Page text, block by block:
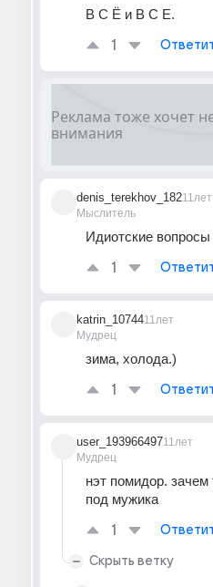
В С Ё и В С Е.
1
denis_terekhov_182
Мыслитель
11лет
Идиотские вопросы
1
katrin_10744
Мудрец
11лет
зима, холода.)
1
user_193966497
Мудрец
11лет
нэт помидор.
под мужика
1
Скрыть ветку